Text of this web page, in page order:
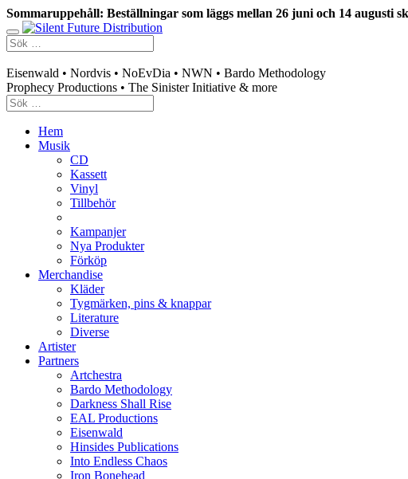
Sommaruppehåll: Beställningar som läggs mellan 26 juni och 14 augusti
Eisenwald • Nordvis • NoEvDia • NWN • Bardo Methodology
Prophecy Productions • The Sinister Initiative & more
Hem
Musik
CD
Kassett
Vinyl
Tillbehör
Kampanjer
Nya Produkter
Förköp
Merchandise
Kläder
Tygmärken, pins & knappar
Literature
Diverse
Artister
Partners
Artchestra
Bardo Methodology
Darkness Shall Rise
EAL Productions
Eisenwald
Hinsides Publications
Into Endless Chaos
Iron Bonehead